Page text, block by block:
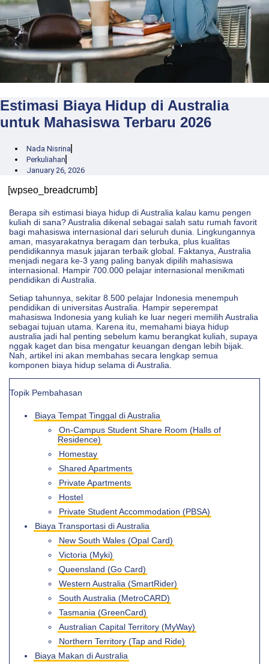
Estimasi Biaya Hidup di Australia
untuk Mahasiswa Terbaru 2026
Nada Nisrina
Perkuliahan
January 26, 2026
[wpseo_breadcrumb]
Berapa sih estimasi biaya hidup di Australia kalau kamu pengen
kuliah di sana? Australia dikenal sebagai salah satu rumah favorit
bagi mahasiswa internasional dari seluruh dunia. Lingkungannya
aman, masyarakatnya beragam dan terbuka, plus kualitas
pendidikannya masuk jajaran terbaik global. Faktanya, Australia
menjadi negara ke-3 yang paling banyak dipilih mahasiswa
internasional. Hampir 700.000 pelajar internasional menikmati
pendidikan di Australia.
Setiap tahunnya, sekitar 8.500 pelajar Indonesia menempuh
pendidikan di universitas Australia. Hampir seperempat
mahasiswa Indonesia yang kuliah ke luar negeri memilih Australia
sebagai tujuan utama. Karena itu, memahami biaya hidup
australia jadi hal penting sebelum kamu berangkat kuliah, supaya
nggak kaget dan bisa mengatur keuangan dengan lebih bijak.
Nah, artikel ini akan membahas secara lengkap semua
komponen biaya hidup selama di Australia.
Topik Pembahasan
Biaya Tempat Tinggal di Australia
On-Campus Student Share Room (Halls of
Residence)
Homestay
Shared Apartments
Private Apartments
Hostel
Private Student Accommodation (PBSA)
Biaya Transportasi di Australia
New South Wales (Opal Card)
Victoria (Myki)
Queensland (Go Card)
Western Australia (SmartRider)
South Australia (MetroCARD)
Tasmania (GreenCard)
Australian Capital Territory (MyWay)
Northern Territory (Tap and Ride)
Biaya Makan di Australia